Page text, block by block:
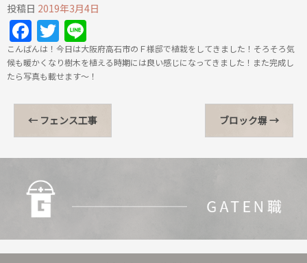
投稿日 2019年3月4日
Facebook
Twitter
こんばんは！今日は大阪府高石市のＦ様邸で植栽をしてきました！そろそろ気
候も暖かくなり樹木を植える時期には良い感じになってきました！また完成し
たら写真も載せます～！
← フェンス工事 ブロック塀→